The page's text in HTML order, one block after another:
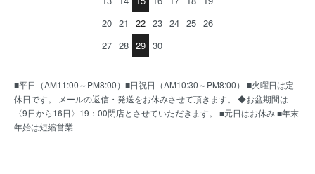
20 21 22 23 24 25 26
27 28 29 30
■平日（AM11:00～PM8:00）■日祝日（AM10:30～PM8:00） ■火曜日は定
休日です。 メールの返信・発送をお休みさせて頂きます。 ◆お盆期間は
〈9日から16日〉19：00閉店とさせていただきます。 ■元日はお休み ■年末
年始は短縮営業